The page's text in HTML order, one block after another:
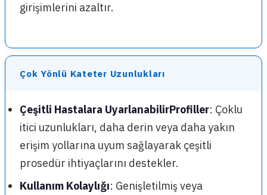
girişimlerini azaltır.
Çok Yönlü Kateter Uzunlukları
Çeşitli Hastalara UyarlanabilirProfiller: Çoklu
itici uzunlukları, daha derin veya daha yakın
erişim yollarına uyum sağlayarak çeşitli
prosedür ihtiyaçlarını destekler.
Kullanım Kolaylığı: Genişletilmiş veya